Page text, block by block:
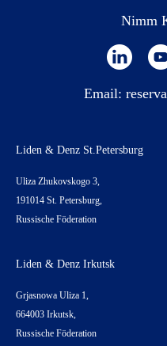
Nimm
Email:
Liden & Denz St.Petersburg
Uliza Zhukovskogo 3,
191014 St. Petersburg,
Russische Föderation
Liden & Denz Irkutsk
Grjasnowa Uliza 1,
664003 Irkutsk,
Russische Föderation